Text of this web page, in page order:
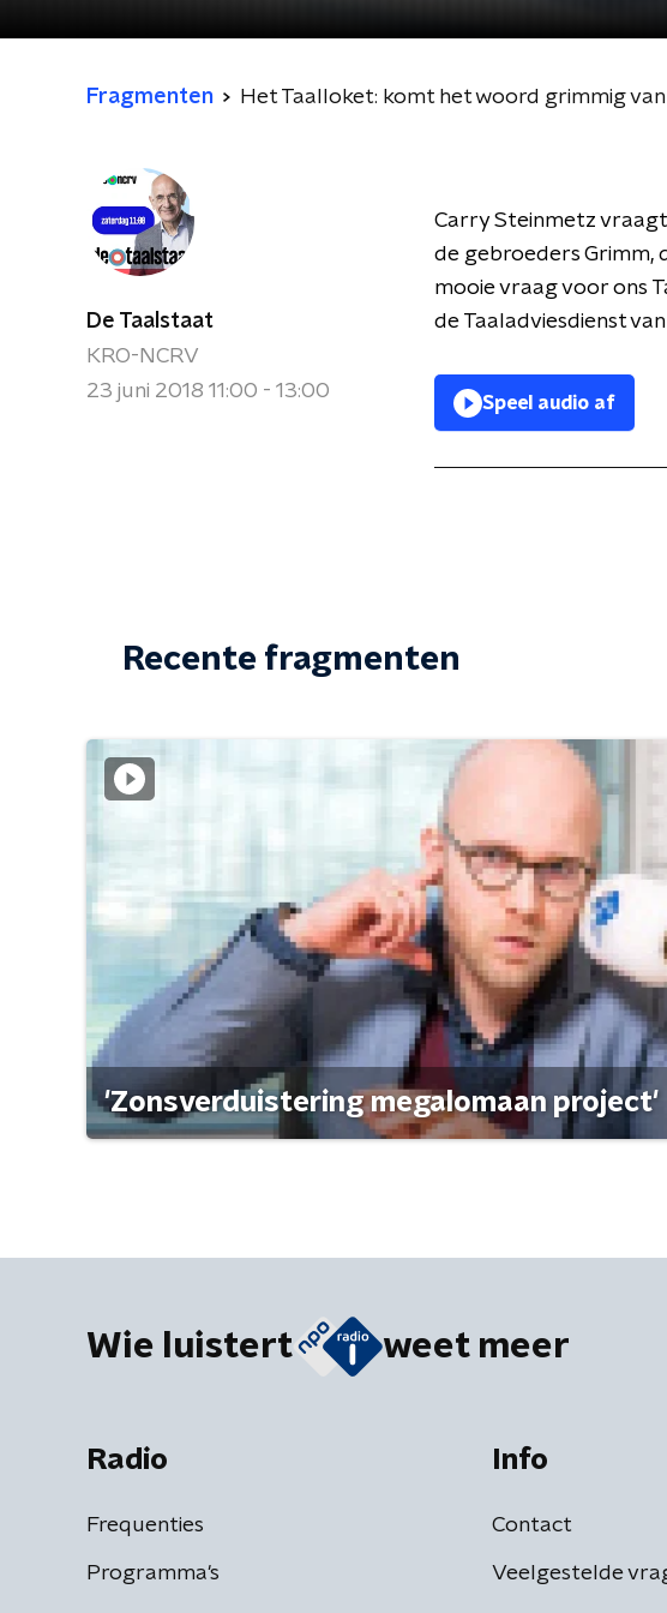
Fragmenten Het Taalloket: komt het woord grimmig
De Taalstaat
KRO-NCRV
23 juni 2018 11:00 - 13:00
Carry Steinmetz
de gebroeders Grimm,
mooie vraag voor ons
de Taaladviesdienst van
Speel audio af
Recente fragmenten
'Zonsverduistering megalomaan project'
Wie luistert weet meer
Radio
Frequenties
Programma's
Info
Contact
Veelgestelde